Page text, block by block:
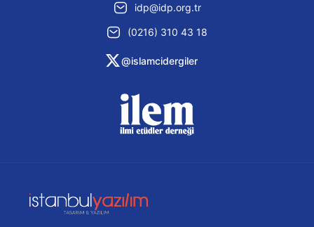
idp@idp.org.tr
(0216) 310 43 18
@islamcidergiler